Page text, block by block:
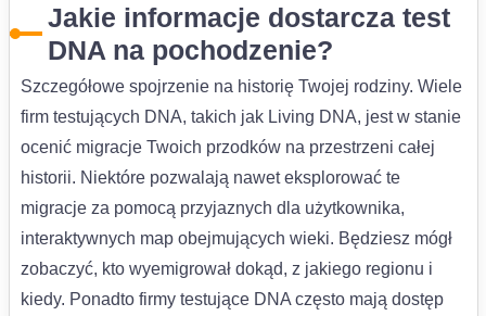
Jakie informacje dostarcza test
DNA na pochodzenie?
Szczegółowe spojrzenie na historię Twojej rodziny. Wiele
firm testujących DNA, takich jak Living DNA, jest w stanie
ocenić migracje Twoich przodków na przestrzeni całej
historii. Niektóre pozwalają nawet eksplorować te
migracje za pomocą przyjaznych dla użytkownika,
interaktywnych map obejmujących wieki. Będziesz mógł
zobaczyć, kto wyemigrował dokąd, z jakiego regionu i
kiedy. Ponadto firmy testujące DNA często mają dostęp